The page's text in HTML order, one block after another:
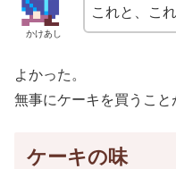
かけあし
これと、こ
よかった。
無事にケーキを買うこと
ケーキの味